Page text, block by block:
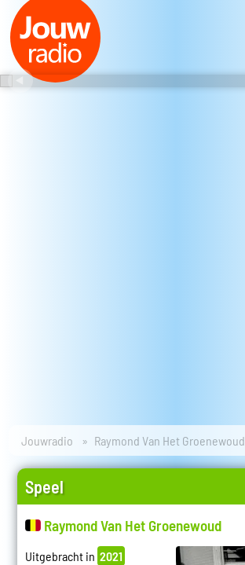
Jouwradio Raymond Van Het Groenewoud
Speel
Raymond Van Het Groenewoud
Uitgebracht in 2021